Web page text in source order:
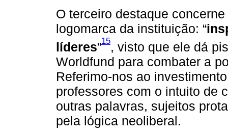
O terceiro destaque
logomarca da instituição: “
líderes”15, visto que ele dá
Worldfund para combater a
Referimo-nos ao
professores com o intuito de
outras palavras, sujeitos
pela lógica neoliberal.